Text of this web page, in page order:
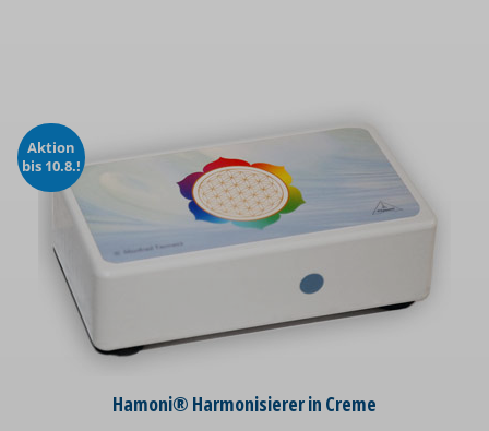
Aktion
bis 10.8.!
Hamoni® Harmonisierer in Creme